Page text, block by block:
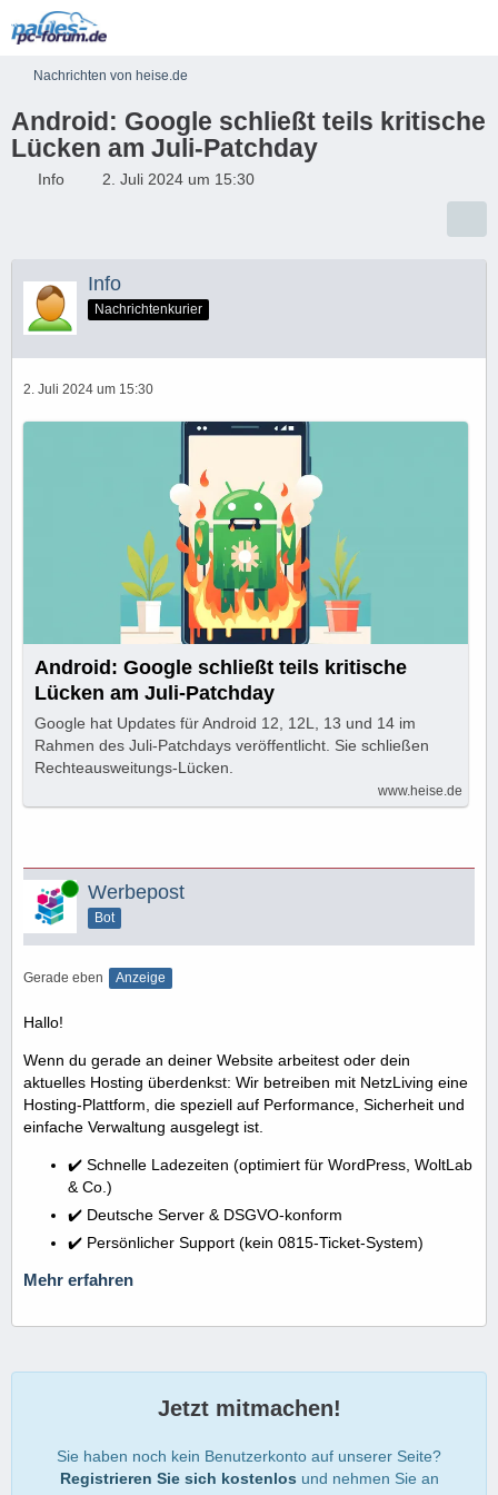
Nachrichten von heise.de
Android: Google schließt teils kritische
Lücken am Juli-Patchday
Info 2. Juli 2024 um 15:30
Info
Nachrichtenkurier
2. Juli 2024 um 15:30
Android: Google schließt teils kritische
Lücken am Juli-Patchday
Google hat Updates für Android 12, 12L, 13 und 14 im
Rahmen des Juli-Patchdays veröffentlicht. Sie schließen
Rechteausweitungs-Lücken.
www.heise.de
Online Werbepost
Bot
Gerade eben Anzeige
Hallo!
Wenn du gerade an deiner Website arbeitest oder dein
aktuelles Hosting überdenkst: Wir betreiben mit NetzLiving eine
Hosting-Plattform, die speziell auf Performance, Sicherheit und
einfache Verwaltung ausgelegt ist.
✔️ Schnelle Ladezeiten (optimiert für WordPress, WoltLab
& Co.)
✔️ Deutsche Server & DSGVO-konform
✔️ Persönlicher Support (kein 0815-Ticket-System)
Mehr erfahren
Jetzt mitmachen!
Sie haben noch kein Benutzerkonto auf unserer Seite?
Registrieren Sie sich kostenlos und nehmen Sie an